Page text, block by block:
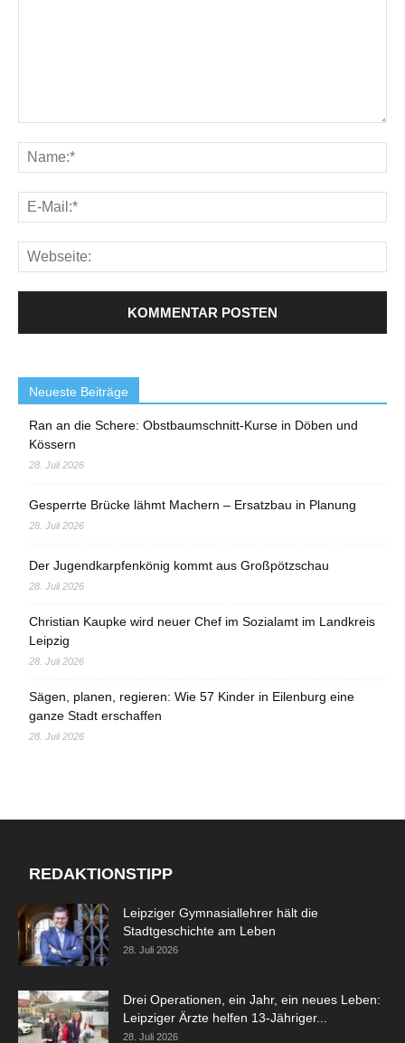
Neueste Beiträge
Ran an die Schere: Obstbaumschnitt-Kurse in Döben und
Kössern
28. Juli 2026
Gesperrte Brücke lähmt Machern – Ersatzbau in Planung
28. Juli 2026
Der Jugendkarpfenkönig kommt aus Großpötzschau
28. Juli 2026
Christian Kaupke wird neuer Chef im Sozialamt im Landkreis
Leipzig
28. Juli 2026
Sägen, planen, regieren: Wie 57 Kinder in Eilenburg eine
ganze Stadt erschaffen
28. Juli 2026
REDAKTIONSTIPP
Leipziger Gymnasiallehrer hält die
Stadtgeschichte am Leben
28. Juli 2026
Drei Operationen, ein Jahr, ein neues Leben:
Leipziger Ärzte helfen 13-Jähriger...
28. Juli 2026